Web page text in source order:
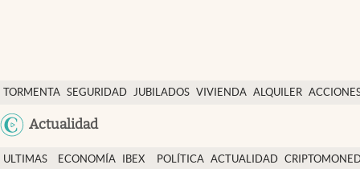
TORMENTA SEGURIDAD JUBILADOS VIVIENDA ALQUILER
Actualidad
Economía y finanzas
Política
Actualidad
ULTIMAS
ECONOMÍA
IBEX
POLÍTICA ACTUALIDAD